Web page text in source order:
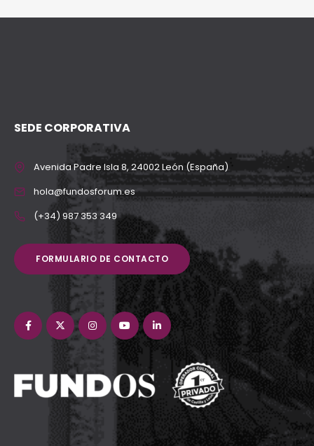
SEDE CORPORATIVA
Avenida Padre Isla 8, 24002 León (España)
hola@fundosforum.es
(+34) 987 353 349
FORMULARIO DE CONTACTO